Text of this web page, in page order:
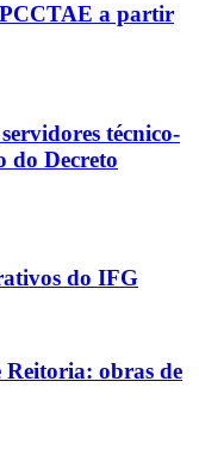
a partir
técnico-
do Decreto
do IFG
Reitoria: obras de